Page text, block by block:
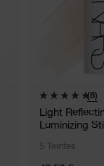
(8)
Light
Luminizing
5 Teintes